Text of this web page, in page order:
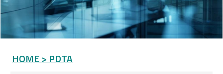
HOME > PDTA